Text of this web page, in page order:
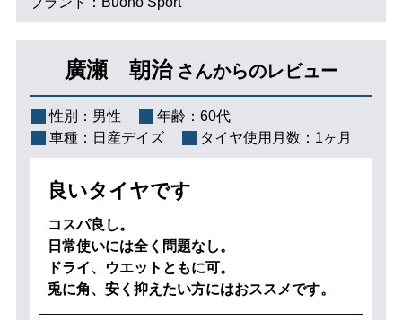
廣瀬 朝治 さんからのレビュー
性別： 男性 年齢： 60代
車種： 日産デイズ タイヤ使用月数： 1ヶ月
良いタイヤです
コスパ良し。
日常使いには全く問題なし。
ドライ、ウエットともに可。
兎に角、安く抑えたい方にはおススメです。